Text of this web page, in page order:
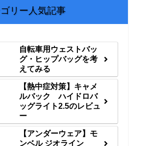
リー人気記事
自転車用ウェストバッ
グ・ヒップバッグを考
えてみる
【熱中症対策】キャメ
ルバック ハイドロバ
ッグライト2.5のレビュ
ー
【アンダーウェア】モ
ンベル ジオライン